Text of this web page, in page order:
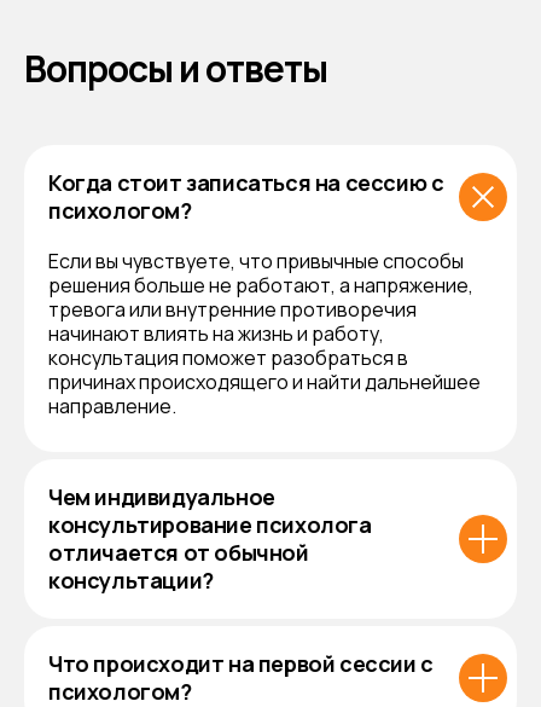
Вопросы и ответы
Когда стоит записаться на сессию с
психологом?
Если вы чувствуете, что привычные способы
решения больше не работают, а напряжение,
тревога или внутренние противоречия
начинают влиять на жизнь и работу,
консультация поможет разобраться в
причинах происходящего и найти дальнейшее
направление.
Чем индивидуальное
консультирование психолога
отличается от обычной
консультации?
Что происходит на первой сессии с
психологом?